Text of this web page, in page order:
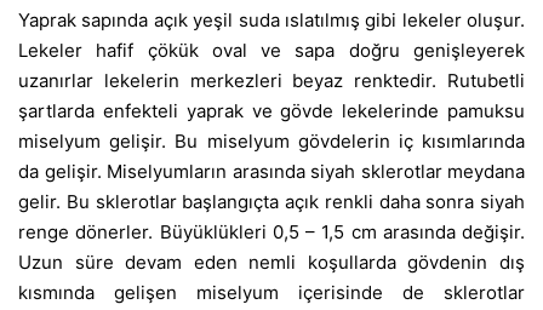
Yaprak sapında açık yeşil suda ıslatılmış gibi lekeler oluşur.
Lekeler hafif çökük oval ve sapa doğru genişleyerek
uzanırlar lekelerin merkezleri beyaz renktedir. Rutubetli
şartlarda enfekteli yaprak ve gövde lekelerinde pamuksu
miselyum gelişir. Bu miselyum gövdelerin iç kısımlarında
da gelişir. Miselyumların arasında siyah sklerotlar meydana
gelir. Bu sklerotlar başlangıçta açık renkli daha sonra siyah
renge dönerler. Büyüklükleri 0,5 – 1,5 cm arasında değişir.
Uzun süre devam eden nemli koşullarda gövdenin dış
kısmında gelişen miselyum içerisinde de sklerotlar